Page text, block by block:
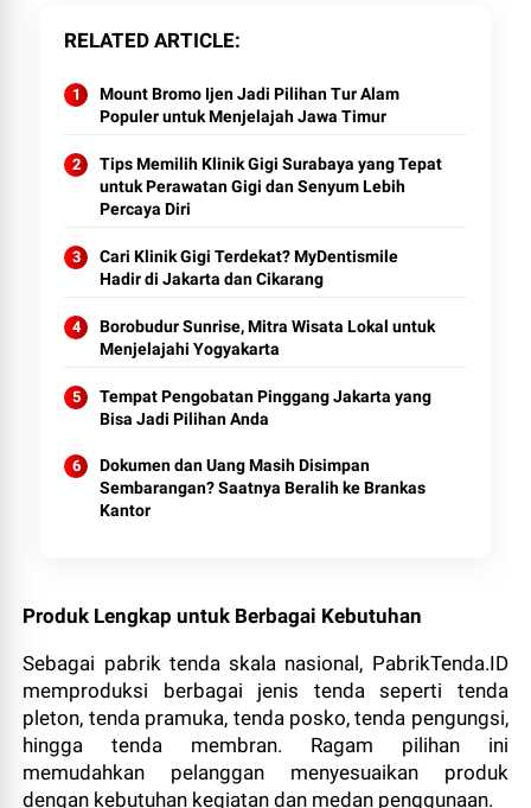
RELATED ARTICLE
Mount Bromo Ijen Jadi Pilihan Tur Alam
Populer untuk Menjelajah Jawa Timur
Tips Memilih Klinik Gigi Surabaya yang Tepat
untuk Perawatan Gigi dan Senyum Lebih
Percaya Diri
Cari Klinik Gigi Terdekat? MyDentismile
Hadir di Jakarta dan Cikarang
Borobudur Sunrise, Mitra Wisata Lokal untuk
Menjelajahi Yogyakarta
Tempat Pengobatan Pinggang Jakarta yang
Bisa Jadi Pilihan Anda
Dokumen dan Uang Masih Disimpan
Sembarangan? Saatnya Beralih ke Brankas
Kantor
Produk Lengkap untuk Berbagai Kebutuhan
Sebagai pabrik tenda skala nasional, PabrikTenda.ID
memproduksi berbagai jenis tenda seperti tenda
pleton, tenda pramuka, tenda posko, tenda pengungsi,
hingga tenda membran. Ragam pilihan ini
memudahkan pelanggan menyesuaikan produk
dengan kebutuhan kegiatan dan medan penggunaan.